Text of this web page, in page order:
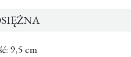
9,5 cm